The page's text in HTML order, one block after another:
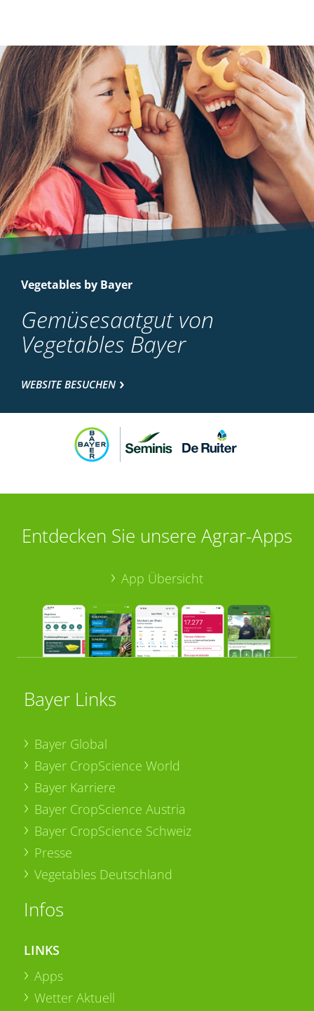
Vegetables by Bayer
Gemüsesaatgut von
Vegetables Bayer
WEBSITE BESUCHEN
Entdecken Sie unsere Agrar-Apps
App Übersicht
Bayer Links
Bayer Global
Bayer CropScience World
Bayer Karriere
Bayer CropScience Austria
Bayer CropScience Schweiz
Presse
Vegetables Deutschland
Infos
LINKS
Apps
Wetter Aktuell